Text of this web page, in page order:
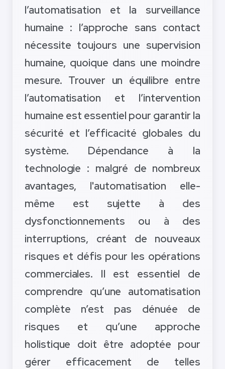
l’automatisation et la surveillance
humaine : l’approche sans contact
nécessite toujours une supervision
humaine, quoique dans une moindre
mesure. Trouver un équilibre entre
l’automatisation et l’intervention
humaine est essentiel pour garantir la
sécurité et l’efficacité globales du
système. Dépendance à la
technologie : malgré de nombreux
avantages, l'automatisation elle-
même est sujette à des
dysfonctionnements ou à des
interruptions, créant de nouveaux
risques et défis pour les opérations
commerciales. Il est essentiel de
comprendre qu’une automatisation
complète n’est pas dénuée de
risques et qu’une approche
holistique doit être adoptée pour
gérer efficacement de telles